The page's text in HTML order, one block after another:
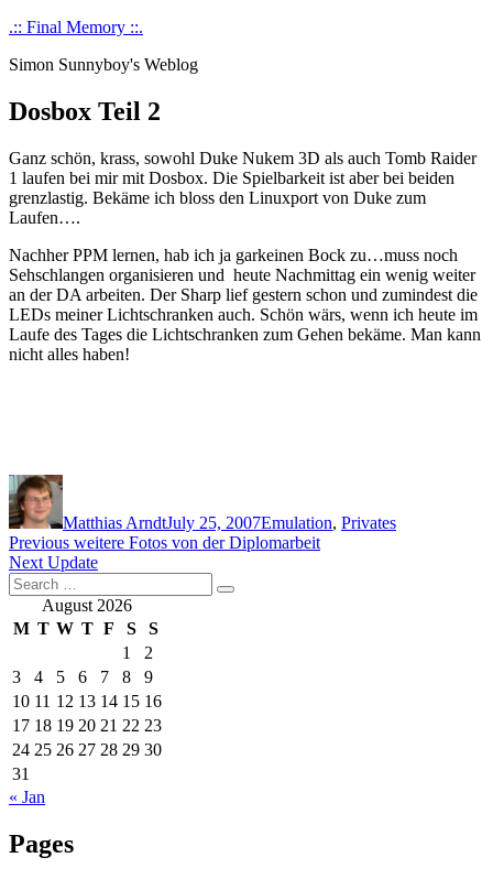
Skip
content
.:: Final Memory ::.
Simon Sunnyboy's Weblog
Dosbox Teil 2
Ganz schön, krass, sowohl Duke Nukem 3D als auch Tomb Raider
1 laufen bei mir mit Dosbox. Die Spielbarkeit ist aber bei beiden
grenzlastig. Bekäme ich bloss den Linuxport von Duke zum
Laufen….
Nachher PPM lernen, hab ich ja garkeinen Bock zu…muss noch
Sehschlangen organisieren und heute Nachmittag ein wenig weiter
an der DA arbeiten. Der Sharp lief gestern schon und zumindest die
LEDs meiner Lichtschranken auch. Schön wärs, wenn ich heute im
Laufe des Tages die Lichtschranken zum Gehen bekäme. Man kann
nicht alles haben!
Author
Matthias ArndtJuly 25, 2007Emulation, Privates
Post
navigation
Previous Previous
post:
weitere Fotos von der Diplomarbeit
Next Next
post:
Update
Search
for:
Search
August 2026
M T W T F S
S
1
2
3
4 5 6 7 8
9
10 11 12 13 14 15 16
17 18 19 20 21 22 23
24 25 26 27 28 29 30
31
« Jan
Pages